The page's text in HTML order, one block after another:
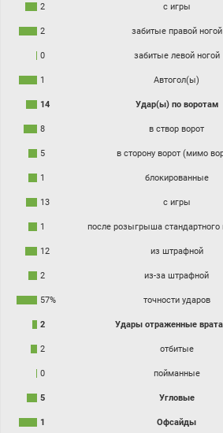
2 с игры
2 забитые правой ногой
0 забитые левой ногой
1 Автогол(ы)
14 Удар(ы) по воротам
8 в створ ворот
5 в сторону ворот (мимо
1 блокированные
13 с игры
1 после розыгрыша стандартного
12 из штрафной
2 из-за штрафной
57% точности ударов
2 Удары отраженные
2 отбитые
0 пойманные
5 Угловые
1 Офсайды